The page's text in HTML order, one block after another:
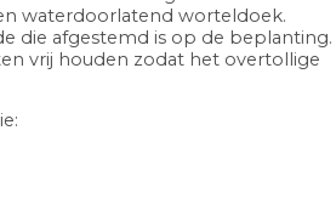
waterdoorlatend worteldoek.
die afgestemd is op de beplanting.
vrij houden zodat het overtollige